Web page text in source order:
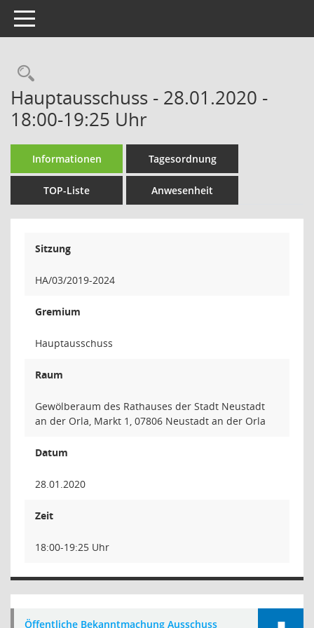
Toggle navigation
Rechercheauswahl
Hauptausschuss - 28.01.2020 -
18:00-19:25 Uhr
Informationen Tagesordnung
TOP-Liste Anwesenheit
Sitzung
HA/03/2019-2024
Gremium
Hauptausschuss
Raum
Gewölberaum des Rathauses der Stadt Neustadt
an der Orla, Markt 1, 07806 Neustadt an der Orla
Datum
28.01.2020
Zeit
18:00-19:25 Uhr
Öffentliche Bekanntmachung Ausschuss